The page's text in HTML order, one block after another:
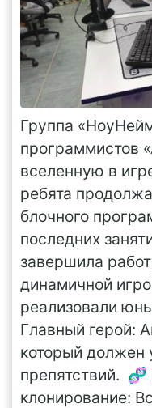
Группа
программистов
вселенную в
ребята
блочного
последних
завершила
динамичной
реализовали
Главный герой:
который должен
препятствий.
клонирование: